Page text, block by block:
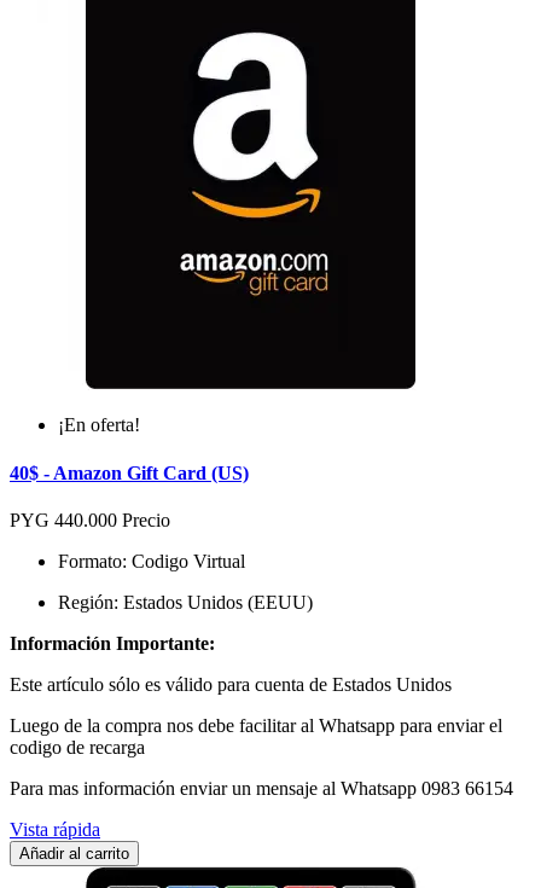
¡En oferta!
40$ - Amazon Gift Card (US)
PYG 440.000 Precio
Formato: Codigo Virtual
Región: Estados Unidos (EEUU)
Información Importante:
Este artículo sólo es válido para cuenta de Estados Unidos
Luego de la compra nos debe facilitar al Whatsapp para enviar el
codigo de recarga
Para mas información enviar un mensaje al Whatsapp 0983 66154
Vista rápida
Añadir al carrito